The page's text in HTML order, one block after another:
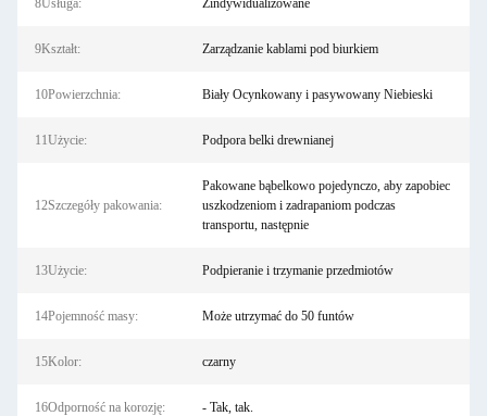
8Usługa: Zindywidualizowane
9Kształt: Zarządzanie kablami pod biurkiem
10Powierzchnia: Biały Ocynkowany i pasywowany Niebieski
11Użycie: Podpora belki drewnianej
12Szczegóły pakowania:
Pakowane bąbelkowo pojedynczo, aby zapobiec
uszkodzeniom i zadrapaniom podczas
transportu, następnie
13Użycie: Podpieranie i trzymanie przedmiotów
14Pojemność masy: Może utrzymać do 50 funtów
15Kolor: czarny
16Odporność na korozję: - Tak, tak.